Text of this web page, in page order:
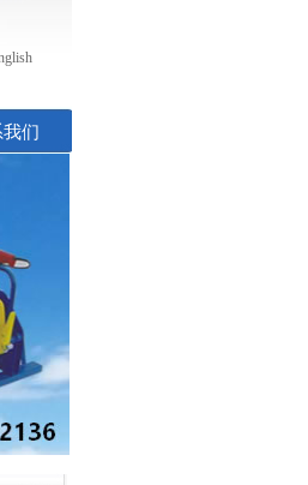
们